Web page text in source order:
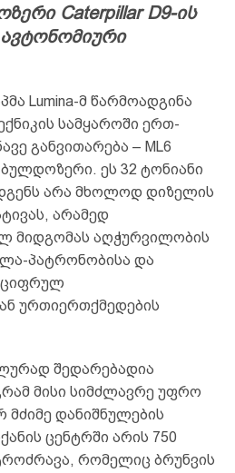
Caterpillar D9-ის
Lumina-მ წარმოადგინა
სამყაროში ერთ-
განვითარება – ML6
ეს 32 ტონიანი
არა მხოლოდ დიზელის
არამედ
მიდგომას აღჭურვილობის
პატრონობისა და
ციფრულ
ურთიერთქმედების
შედარებადია
მისი სიმძლავრე უფრო
დანიშნულების
ცენტრში არის 750
რომელიც ბრუნვის